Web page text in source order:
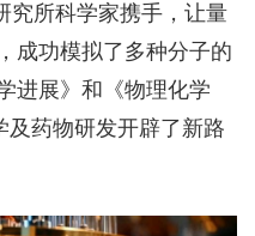
究所科学家携手，让量
成功模拟了多种分子的
进展》和《物理化学
及药物研发开辟了新路